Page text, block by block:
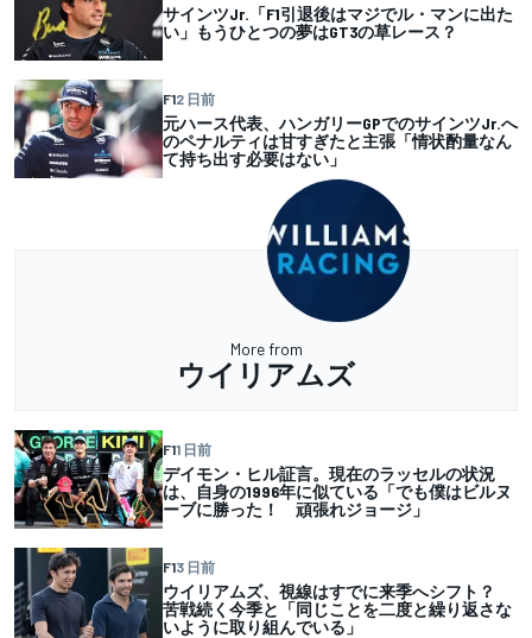
サインツJr.「F1引退後はマジでル・マンに出た
い」もうひとつの夢はGT3の草レース？
F12 日前
元ハース代表、ハンガリーGPでのサインツJr.へ
のペナルティは甘すぎたと主張「情状酌量なん
て持ち出す必要はない」
More from
ウイリアムズ
F11 日前
デイモン・ヒル証言。現在のラッセルの状況
は、自身の1996年に似ている「でも僕はビルヌ
ーブに勝った！ 頑張れジョージ」
F13 日前
ウイリアムズ、視線はすでに来季へシフト？
苦戦続く今季と「同じことを二度と繰り返さな
いように取り組んでいる」